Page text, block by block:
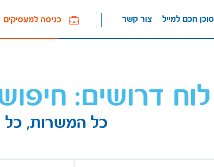
כניסה למעסיקים צור קשר סוכן חכם למייל
לוח דרושים:
כל המשרות, כל